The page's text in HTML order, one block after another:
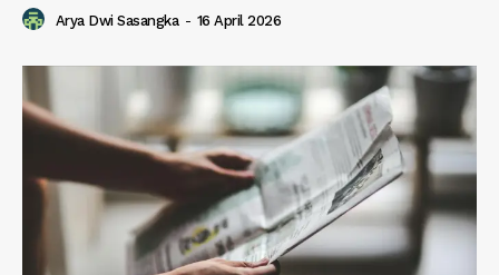
Arya Dwi Sasangka - 16 April 2026